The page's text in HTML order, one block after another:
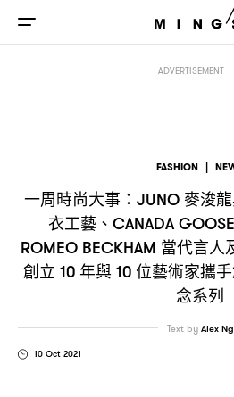
ADVERTISEMENT
FASHION |
一周時尚大事：JUNO 麥浚
衣工藝、 CANADA GOOSE
ROMEO BECKHAM 當代言人
創立 10 年與10 位藝術家攜
念系列
10 Oct 2021
Text by Alex Ng
麥浚龍與利工民重現香港